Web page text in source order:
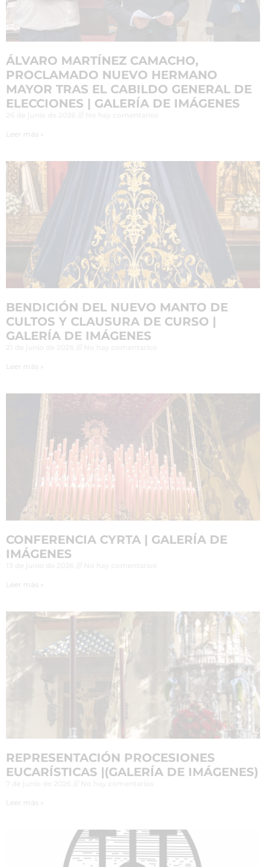
ÁLVARO MARTÍNEZ CAMACHO,
PROCLAMADO NUEVO HERMANO
MAYOR TRAS EL CABILDO GENERAL DE
ELECCIONES | GALERÍA DE IMÁGENES
Leer más »
BENDICIÓN DEL NUEVO MANTO DE
CULTOS Y CLAUSURA DE CURSO |
GALERÍA DE IMÁGENES
Leer más »
CONFERENCIA CYRTA | GALERÍA DE
IMÁGENES
Leer más »
REPRESENTACIÓN PROCESIONES
EUCARÍSTICAS |(GALERÍA DE IMÁGENES)
Leer más »